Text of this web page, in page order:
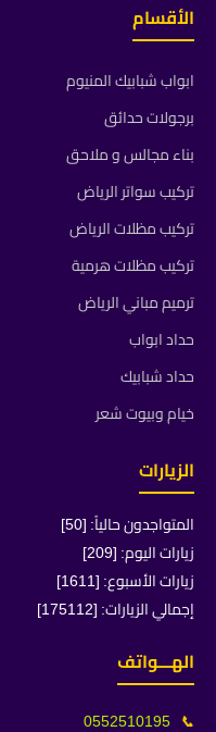
الأقسام
ابواب شبابيك المنيوم
برجولات حدائق
بناء مجالس و ملاحق
تركيب سواتر الرياض
تركيب مظلات الرياض
تركيب مظلات هرمية
ترميم مباني الرياض
حداد ابواب
حداد شبابيك
خيام وبيوت شعر
الزيارات
المتواجدون حالياً: [50]
زيارات اليوم: [209]
زيارات الأسبوع: [1611]
إجمالي الزيارات: [175112]
الهـــواتف
📞
0552510195